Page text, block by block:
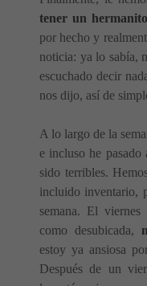
tener un
por hecho y
noticia: ya lo sabía,
escuchado decir
nos dijo, así de
A lo largo de la
e incluso he pasado
sido terribles.
incluido inventario,
semana. El
como desubicada,
estoy ya ansiosa
Después de un